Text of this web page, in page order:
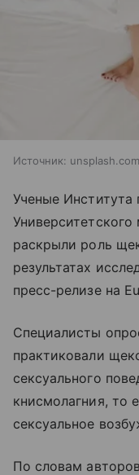
Источник: unsplash.com
Ученые Института
раскрыли роль
результатах
пресс-релизе на
Специалисты
практиковали
сексуального
книсмолагния, то
сексуальное
По словам